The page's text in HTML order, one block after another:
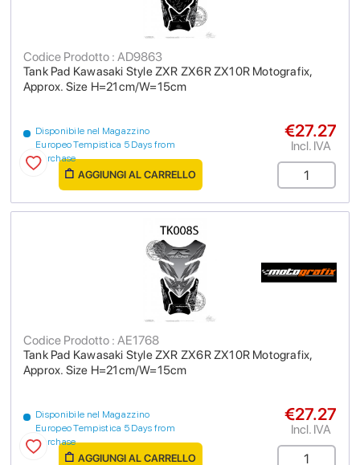
Tank Pad Kawasaki Style ZXR ZX6R ZX10R Motografix,
Approx. Size H=21cm/W=15cm
Codice Prodotto : AD9863
Disponibile nel Magazzino
Europeo Tempistica 5 Days from
purchase
€27.27
Incl. IVA
AGGIUNGI AL CARRELLO
Tank Pad Kawasaki Style ZXR ZX6R ZX10R Motografix,
Approx. Size H=21cm/W=15cm
Codice Prodotto : AE1768
Disponibile nel Magazzino
Europeo Tempistica 5 Days from
purchase
€27.27
Incl. IVA
AGGIUNGI AL CARRELLO